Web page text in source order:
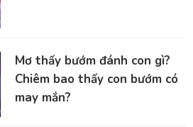
Mơ thấy bướm đánh con gì?
Chiêm bao thấy con bướm có
may mắn?